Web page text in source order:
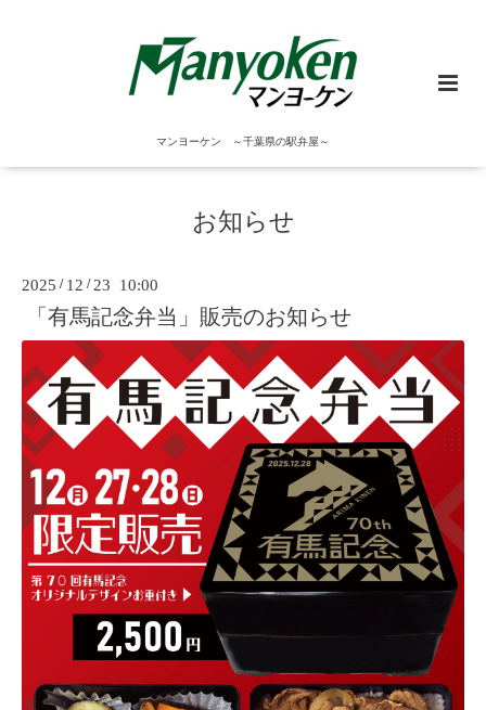
マンヨーケン ～千葉県の駅弁屋～
お知らせ
2025 / 12 / 23 10:00
「有馬記念弁当」販売のお知らせ